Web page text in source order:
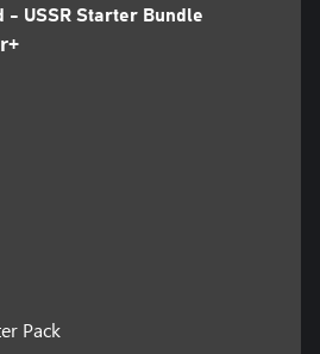
- USSR Starter Bundle
Pack